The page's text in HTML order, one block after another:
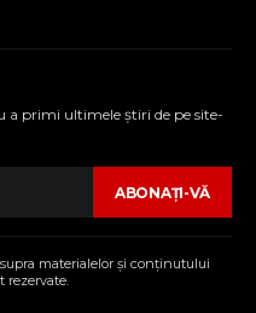
a primi ultimele ştiri de pe site-
ABONAŢI-VĂ
materialelor şi conţinutului
rezervate.